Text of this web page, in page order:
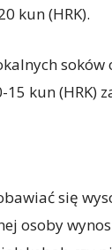
kun (HRK).
soków
kun (HRK)
się
osoby